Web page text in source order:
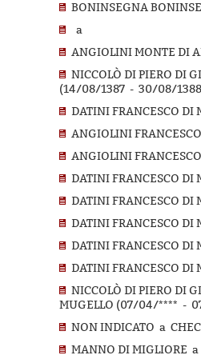
BONINSEGNA
a
ANGIOLINI MONTE DI
NICCOLÒ DI PIERO DI
(14/08/1387 - 30/08/
DATINI FRANCESCO
ANGIOLINI
ANGIOLINI
DATINI FRANCESCO
DATINI FRANCESCO
DATINI FRANCESCO
DATINI FRANCESCO
DATINI FRANCESCO
NICCOLÒ DI PIERO DI
MUGELLO (07/04/**** -
NON INDICATO a
MANNO DI MIGLIORE